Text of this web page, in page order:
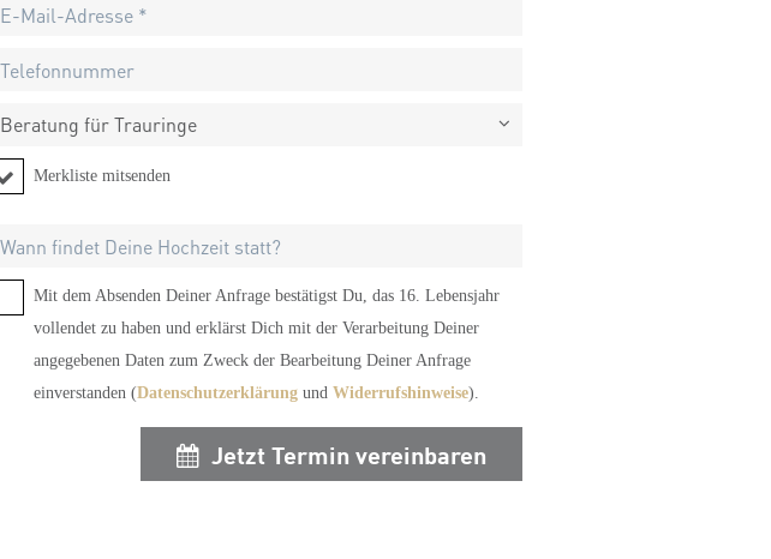
Beratung für Trauringe
Merkliste mitsenden
Mit dem Absenden Deiner Anfrage bestätigst Du, das 16. Lebensjahr
vollendet zu haben und erklärst Dich mit der Verarbeitung Deiner
angegebenen Daten zum Zweck der Bearbeitung Deiner Anfrage
einverstanden (Datenschutzerklärung und Widerrufshinweise).
Jetzt Termin vereinbaren